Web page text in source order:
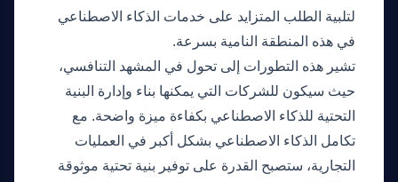
لتلبية الطلب المتزايد على خدمات الذكاء الاصطناعي
في هذه المنطقة النامية بسرعة.
تشير هذه التطورات إلى تحول في المشهد التنافسي،
حيث سيكون للشركات التي يمكنها بناء وإدارة البنية
التحتية للذكاء الاصطناعي بكفاءة ميزة واضحة. مع
تكامل الذكاء الاصطناعي بشكل أكبر في العمليات
التجارية، ستصبح القدرة على توفير بنية تحتية موثوقة